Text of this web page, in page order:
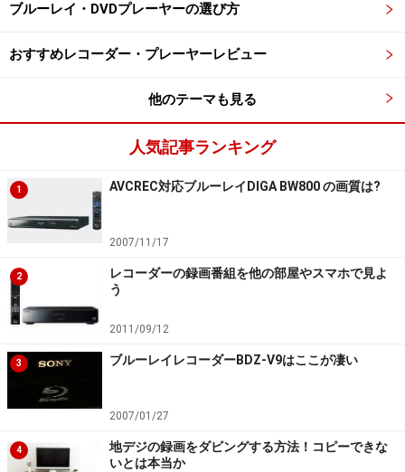
ブルーレイ・DVDプレーヤーの選び方
おすすめレコーダー・プレーヤーレビュー
他のテーマも見る
人気記事ランキング
1 AVCREC対応ブルーレイDIGA BW800 の画質は?
2007/11/17
2
レコーダーの録画番組を他の部屋やスマホで見よ
う
2011/09/12
3 ブルーレイレコーダーBDZ-V9はここが凄い
2007/01/27
4
地デジの録画をダビングする方法！コピーできな
いとは本当か